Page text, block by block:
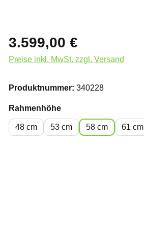
3.599,00 €
Preise inkl. MwSt. zzgl. Versand
Produktnummer: 340228
Rahmenhöheauswählen
48 cm 53 cm 58 cm 61 cm